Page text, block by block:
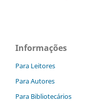
Informações
Para Leitores
Para Autores
Para Bibliotecários